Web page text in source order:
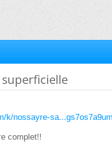
superficielle
k/nossayre-
complet!!